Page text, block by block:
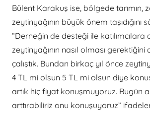
Bülent Karakuş ise, bölgede tarımın,
zeytinyağının büyük önem taşıdığını
“Derneğin de desteği ile katılımcılara
zeytinyağının nasıl olması
çalıştık. Bundan birkaç yıl önce
4 TL mi olsun 5 TL mi olsun diye
artık hiç fiyat konuşmuyoruz. Bugün
arttırabiliriz onu konuşuyoruz”